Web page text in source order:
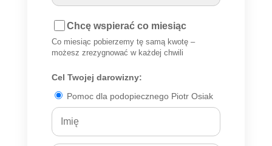
Chcę wspierać co miesiąc
Co miesiąc pobierzemy tę samą kwotę –
możesz zrezygnować w każdej chwili
Cel Twojej darowizny:
Pomoc dla podopiecznego Piotr Osiak